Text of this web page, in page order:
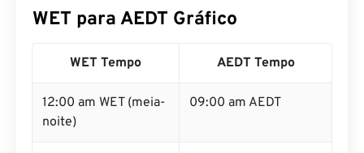
WET para AEDT Gráfico
WET Tempo AEDT Tempo
12:00 am WET (meia-
noite)
09:00 am AEDT